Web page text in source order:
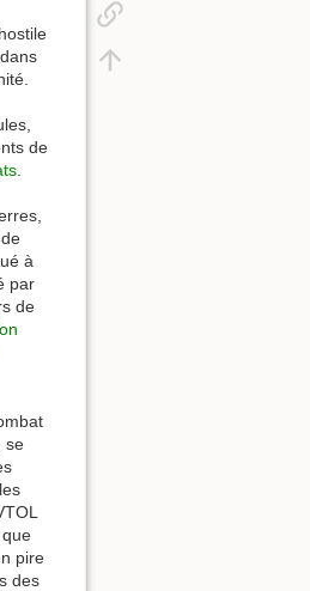
de
à
par
de
se
pire
des